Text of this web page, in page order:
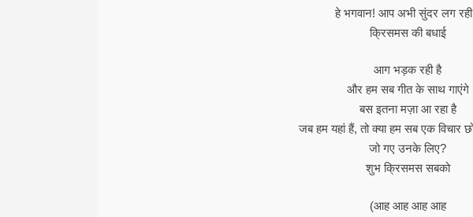
हे भगवान! आप अभी सुंदर लग
क्रिसमस की बधाई
आग भड़क रही है
और हम सब गीत के साथ गाएंगे
बस इतना मज़ा आ रहा है
जब हम यहां हैं, तो क्या हम सब एक विचार
जो गए उनके लिए?
शुभ क्रिसमस सबको
(आह आह आह आह